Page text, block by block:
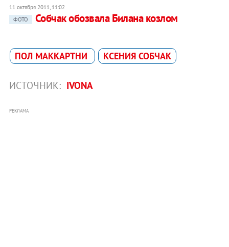
11 октября 2011, 11:02
ФОТО
Собчак обозвала Билана козлом
ПОЛ МАККАРТНИ КСЕНИЯ СОБЧАК
ИСТОЧНИК: IVONA
РЕКЛАМА